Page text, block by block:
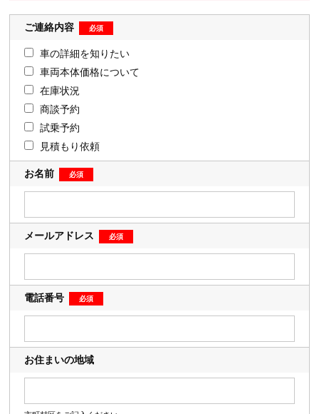
ご連絡内容
車の詳細を知りたい
車両本体価格について
在庫状況
商談予約
試乗予約
見積もり依頼
お名前
メールアドレス
電話番号
お住まいの地域